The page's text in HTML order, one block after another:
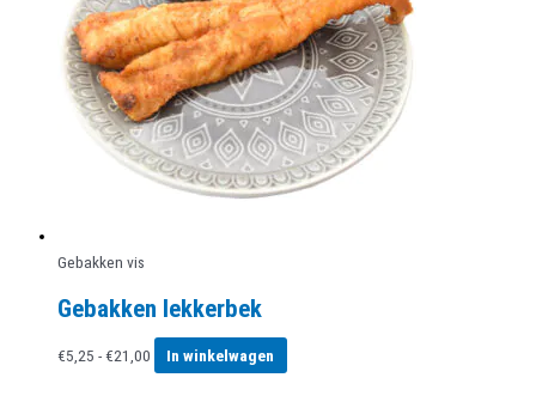
optie
kan
gekozen
worden
op
de
productpagina
Gebakken vis
Gebakken lekkerbek
€5,25 -€21,00 Prijsklasse:
In winkelwagen